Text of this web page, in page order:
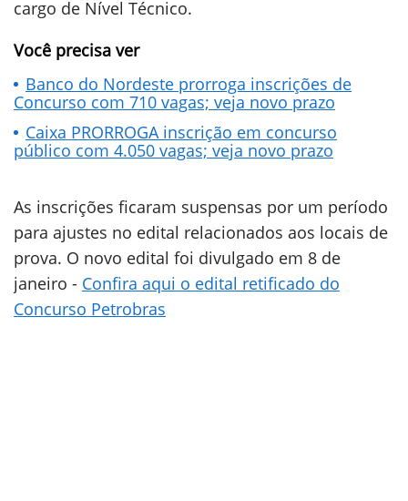
cargo de Nível Técnico.
Você precisa ver
Banco do Nordeste prorroga inscrições de
Concurso com 710 vagas; veja novo prazo
Caixa PRORROGA inscrição em concurso
público com 4.050 vagas; veja novo prazo
As inscrições ficaram suspensas por um período
para ajustes no edital relacionados aos locais de
prova. O novo edital foi divulgado em 8 de
janeiro - Confira aqui o edital retificado do
Concurso Petrobras